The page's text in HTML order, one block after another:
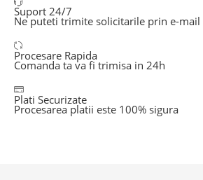
Suport 24/7
Ne puteti trimite solicitarile prin e-mail
Procesare Rapida
Comanda ta va fi trimisa in 24h
Plati Securizate
Procesarea platii este 100% sigura